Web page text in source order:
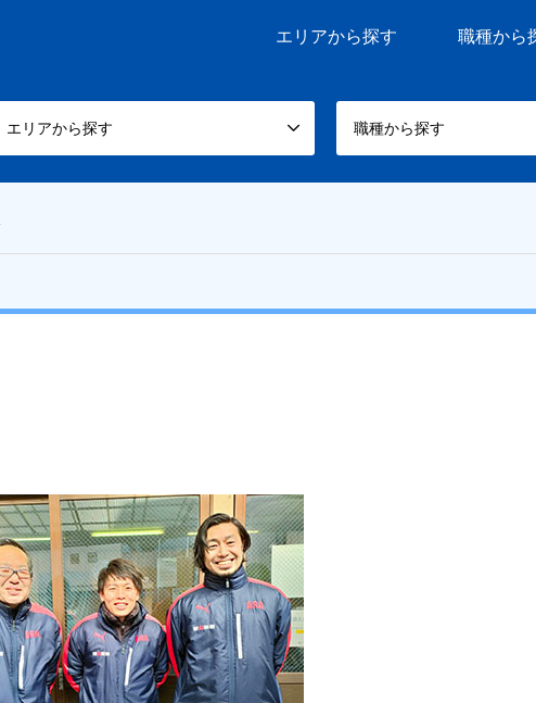
エリアから探す 職種から
エリアから探す 職種から探す